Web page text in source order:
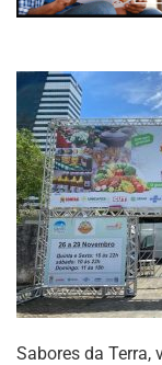
Sabores da Terra,